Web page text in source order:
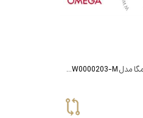
زیور آلات و جواهر اُمگا مدل BA05CW0000203-M